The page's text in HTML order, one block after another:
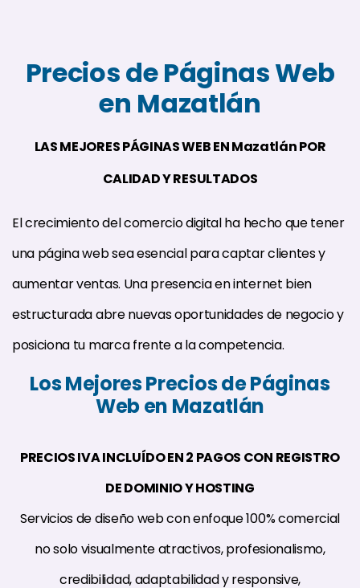
Precios de Páginas Web
en Mazatlán
LAS MEJORES PÁGINAS WEB EN Mazatlán POR
CALIDAD Y RESULTADOS
El crecimiento del comercio digital ha hecho que tener
una página web sea esencial para captar clientes y
aumentar ventas. Una presencia en internet bien
estructurada abre nuevas oportunidades de negocio y
posiciona tu marca frente a la competencia.
Los Mejores Precios de Páginas
Web en Mazatlán
PRECIOS IVA INCLUÍDO EN 2 PAGOS CON REGISTRO
DE DOMINIO Y HOSTING
Servicios de diseño web con enfoque 100% comercial
no solo visualmente atractivos, profesionalismo,
credibilidad, adaptabilidad y responsive,